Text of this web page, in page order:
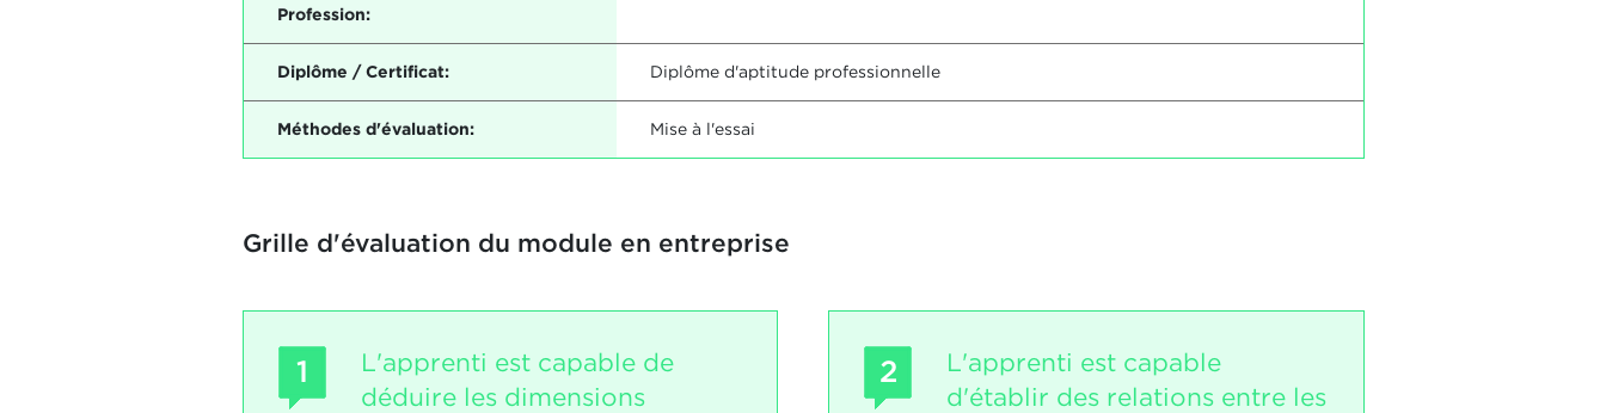
Profession:
Diplôme / Certificat: Diplôme d'aptitude professionnelle
Méthodes d'évaluation: Mise à l'essai
Grille d'évaluation du module en entreprise
1
L'apprenti est capable de
déduire les dimensions
2
L'apprenti est capable
d'établir des relations entre les